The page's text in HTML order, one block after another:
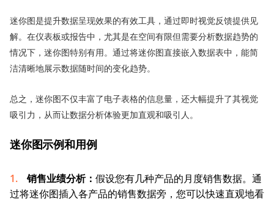
迷你图是提升数据呈现效果的有效工具，通过即时视觉反馈提供见
解。在仪表板或报告中，尤其是在空间有限但需要分析数据趋势的
情况下，迷你图特别有用。通过将迷你图直接嵌入数据表中，能简
洁清晰地展示数据随时间的变化趋势。
总之，迷你图不仅丰富了电子表格的信息量，还大幅提升了其视觉
吸引力，从而让数据分析体验更加直观和吸引人。
迷你图示例和用例
销售业绩分析： 假设您有几种产品的月度销售数据。通
过将迷你图插入各产品的销售数据旁，您可以快速直观地看